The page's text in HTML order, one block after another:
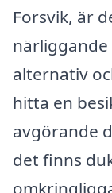
Forsvik, är
alternativ
hitta en
avgörande
det finns